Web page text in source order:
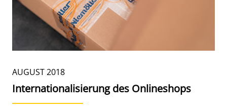
AUGUST 2018
Internationalisierung des Onlineshops